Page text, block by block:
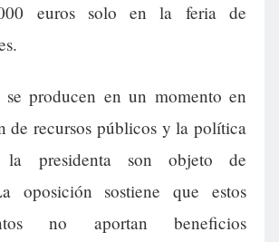
euros solo en la feria de
se producen en un momento en
de recursos públicos y la política
presidenta son objeto de
oposición sostiene que estos
no aportan beneficios